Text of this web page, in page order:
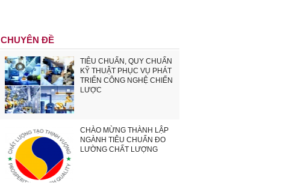
CHUYÊN ĐỀ
TIÊU CHUẨN, QUY CHUẨN
KỸ THUẬT PHỤC VỤ PHÁT
TRIỂN CÔNG NGHỆ CHIẾN
LƯỢC
CHÀO MỪNG THÀNH LẬP
NGÀNH TIÊU CHUẨN ĐO
LƯỜNG CHẤT LƯỢNG